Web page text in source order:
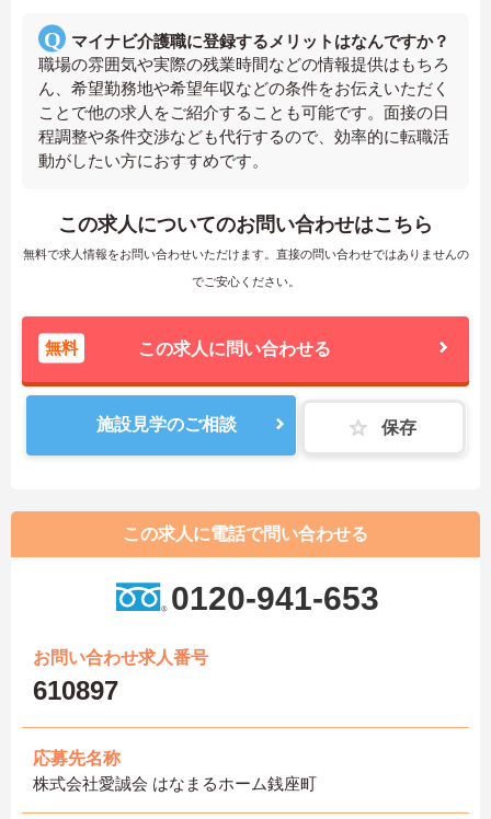
マイナビ介護職に登録するメリットはなんですか？
職場の雰囲気や実際の残業時間などの情報提供はもちろ
ん、希望勤務地や希望年収などの条件をお伝えいただく
ことで他の求人をご紹介することも可能です。面接の日
程調整や条件交渉なども代行するので、効率的に転職活
動がしたい方におすすめです。
この求人についてのお問い合わせはこちら
無料で求人情報をお問い合わせいただけます。直接の問い合わせではありませんの
でご安心ください。
無料 この求人に問い合わせる
施設見学のご相談 保存
この求人に電話で問い合わせる
0120-941-653
お問い合わせ求人番号
610897
応募先名称
株式会社愛誠会 はなまるホーム銭座町